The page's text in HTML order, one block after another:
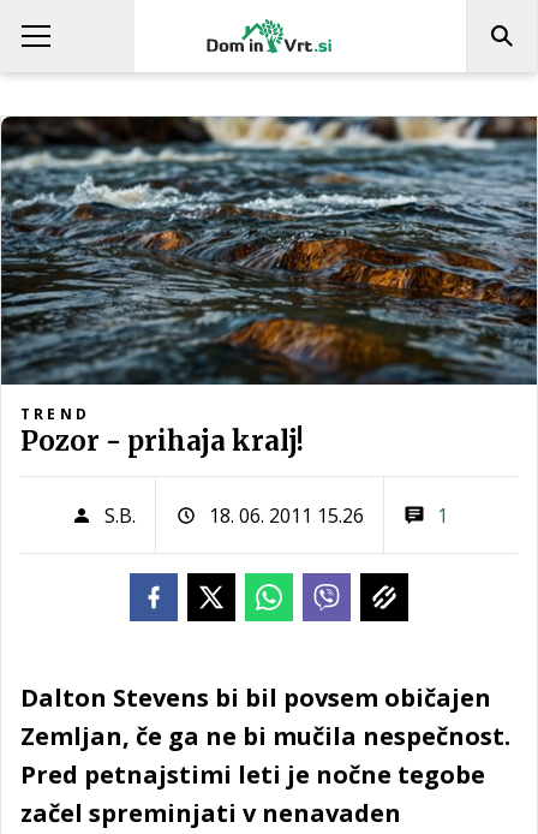
TREND
Pozor - prihaja kralj!
S.B. 18. 06. 2011 15.26 1
Dalton Stevens bi bil povsem običajen
Zemljan, če ga ne bi mučila nespečnost.
Pred petnajstimi leti je nočne tegobe
začel spreminjati v nenavaden